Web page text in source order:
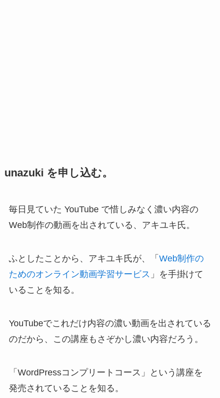
unazuki を申し込む。
毎日見ていた YouTube で惜しみなく濃い内容の
Web制作の動画を出されている、アキユキ氏。
ふとしたことから、アキユキ氏が、「 Web制作の
ためのオンライン動画学習サービス 」を手掛けて
いることを知る。
YouTubeでこれだけ内容の濃い動画を出されている
のだから、この講座もさぞかし濃い内容だろう。
「WordPressコンプリートコース」という講座を
発売されていることを知る。